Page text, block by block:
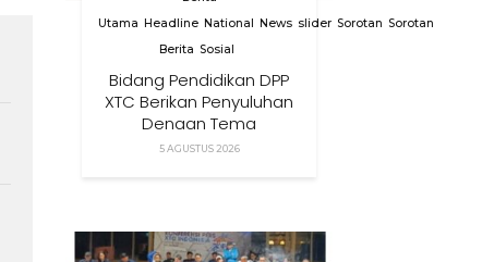
Utama
Headline National News slider Sorotan Sorotan
Berita Sosial
Bidang Pendidikan DPP
XTC Berikan Penyuluhan
Dengan Tema
Membangun Peran
5 AGUSTUS 2026